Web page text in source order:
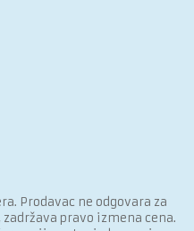
Prodavac ne odgovara za
pravo izmena cena.